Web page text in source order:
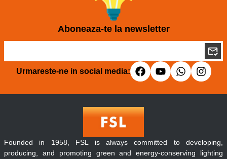
Aboneaza-te la newsletter
Urmareste-ne in social media:
Founded in 1958, FSL is always committed to developing,
producing, and promoting green and energy-conserving lighting